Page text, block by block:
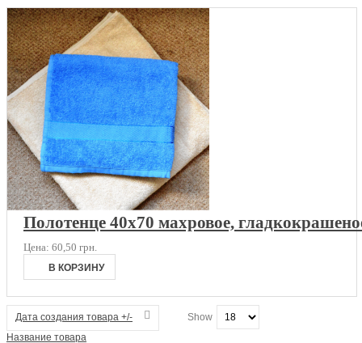
Полотенце 40х70 махровое,
Цена: 60,50 грн.
Дата создания товара +/-
Название товара
Show